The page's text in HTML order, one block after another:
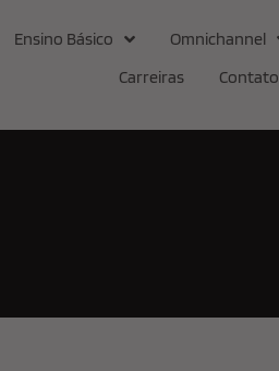
Ensino Básico Omnichannel
Carreiras
Contato